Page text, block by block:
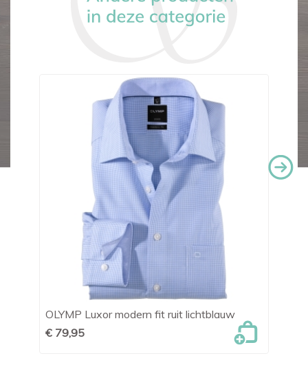
OLYMP Luxor modern fit ruit lichtblauw
€ 79,95